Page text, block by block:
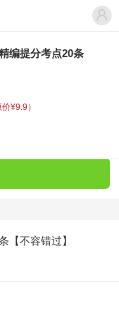
编提分考点20条
¥9.9）
【不容错过】